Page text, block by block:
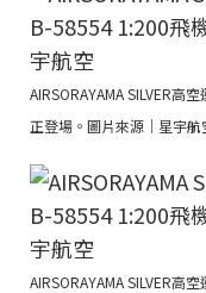
AIRSORAYAMA SILVER高
正登場。圖片來源｜星宇航
AIRSORAYAMA SILVER高